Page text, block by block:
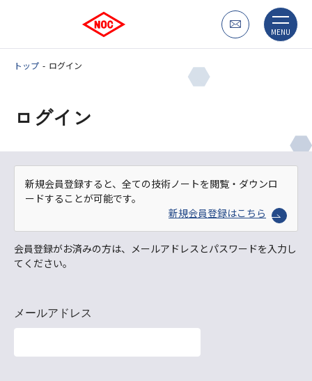
MENU
トップ ログイン
ログイン
新規会員登録すると、全ての技術ノートを閲覧・ダウンロ
ードすることが可能です。
新規会員登録はこちら
会員登録がお済みの方は、メールアドレスとパスワードを入力し
てください。
メールアドレス